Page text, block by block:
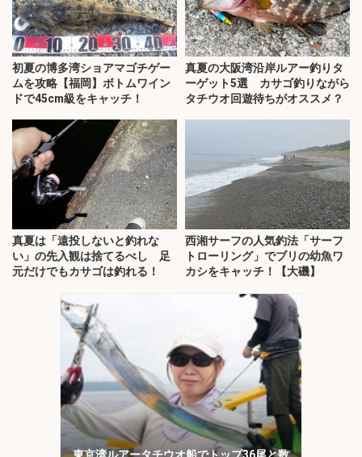
初夏の博多湾ショアマゴチゲー
ムを攻略【福岡】ボトムワイン
ドで45cm級をキャッチ！
真夏の大阪湾沿岸ルアー釣りタ
ーゲット5選 カサゴ釣りながら
タチウオ回遊待ちがオススメ？
真夏は「遠投しないと釣れな
い」の先入観は捨てるべし 足
元だけでもカサゴは釣れる！
西湘サーフの人気釣法「サーフ
トローリング」でブリの幼魚ワ
カシをキャッチ！【大磯】